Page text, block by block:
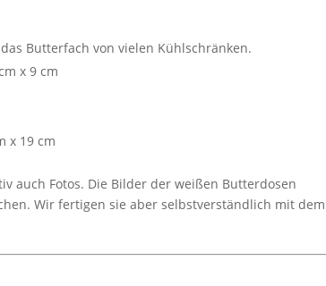
Butterfach von vielen Kühlschränken.
x 9 cm
x 19 cm
auch Fotos. Die Bilder der weißen Butterdosen
Wir fertigen sie aber selbstverständlich mit dem